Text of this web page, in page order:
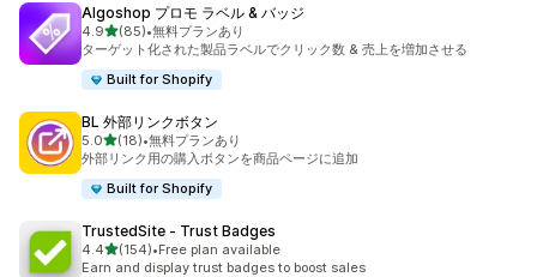
Algoshop プロモ ラベル & バッジ
4.95つ星中
(85)
合計レビュー数：85件
•無料プランあり
ターゲット化された製品ラベルでクリック数 & 売上を増加させる
Built for Shopify
BL 外部リンクボタン
5.05つ星中
(18)
合計レビュー数：18件
•無料プランあり
外部リンク用の購入ボタンを商品ページに追加
Built for Shopify
TrustedSite ‑ Trust Badges
4.45つ星中
(154)
合計レビュー数：154件
•Free plan available
Earn and display trust badges to boost sales